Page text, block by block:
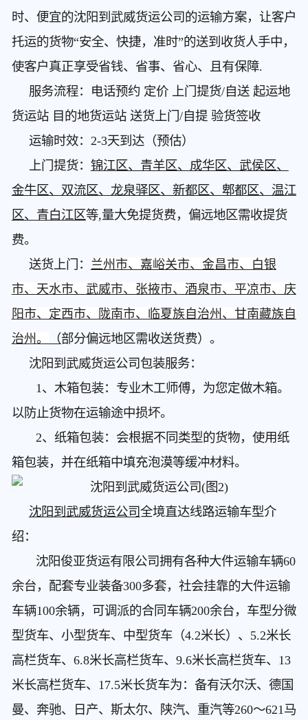
时、便宜的沈阳到武威货运公司的运输方案，让客户
托运的货物“安全、快捷，准时”的送到收货人手中，
使客户真正享受省钱、省事、省心、且有保障.
服务流程：电话预约 定价 上门提货/自送 起运地
货运站 目的地货运站 送货上门/自提 验货签收
运输时效：2-3天到达（预估）
上门提货： 锦江区、青羊区、成华区、武侯区、
金牛区、双流区、龙泉驿区、新都区、郫都区、温江
区、青白江区等,量大免提货费，偏远地区需收提货
费。
送货上门： 兰州市、嘉峪关市、金昌市、白银
市、天水市、武威市、张掖市、酒泉市、平凉市、庆
阳市、定西市、陇南市、临夏族自治州、甘南藏族自
治州。
（部分偏远地区需收送货费）。
沈阳到武威货运公司包装服务：
1、木箱包装：专业木工师傅，为您定做木箱。
以防止货物在运输途中损坏。
2、纸箱包装：会根据不同类型的货物，使用纸
箱包装，并在纸箱中填充泡漠等缓冲材料。
沈阳到武威货运公司全境直达线路运输车型介
绍：
沈阳俊亚货运有限公司拥有各种大件运输车辆60
余台，配套专业装备300多套，社会挂靠的大件运输
车辆100余辆，可调派的合同车辆200余台，车型分微
型货车、小型货车、中型货车（4.2米长）、5.2米长
高栏货车、6.8米长高栏货车、9.6米长高栏货车、13
米长高栏货车、17.5米长货车为：备有沃尔沃、德国
曼、奔驰、日产、斯太尔、陕汽、重汽等260～621马